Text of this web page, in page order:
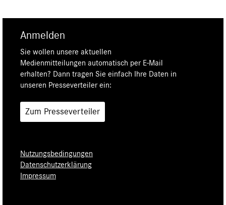
Anmelden
Sie wollen unsere aktuellen
Medienmitteilungen automatisch per E-Mail
erhalten? Dann tragen Sie einfach Ihre Daten in
unseren Presseverteiler ein:
Zum Presseverteiler
Nutzungsbedingungen
Datenschutzerklärung
Impressum